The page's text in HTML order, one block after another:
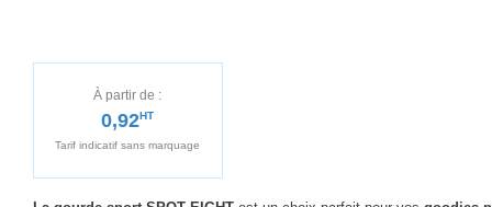
À partir de :
0,92HT
Tarif indicatif sans marquage